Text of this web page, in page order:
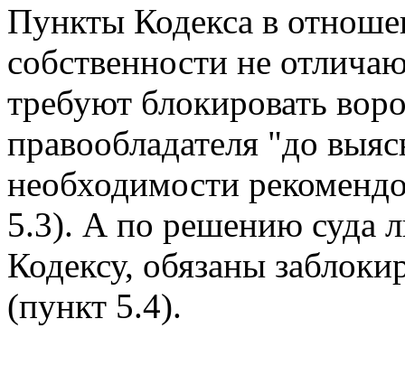
Пункты Кодекса в
собственности не
требуют блокировать
правообладателя "до
необходимости
5.3). А по решению суда
Кодексу, обязаны
(пункт 5.4).